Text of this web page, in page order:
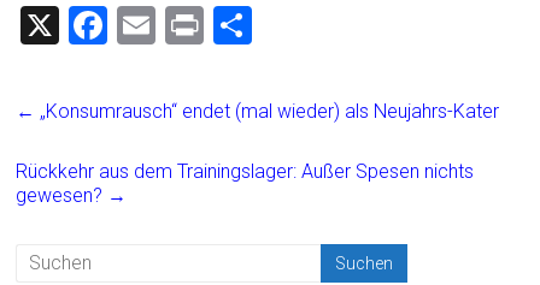
X
F
ce
o
ok
E
ai
Pr
t
e
← „Konsumrausch“ endet (mal wieder) als Neujahrs-Kater
Rückkehr aus dem Trainingslager: Außer Spesen nichts
gewesen? →